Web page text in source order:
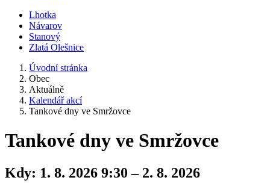
Lhotka
Návarov
Stanový
Zlatá Olešnice
Úvodní stránka
Obec
Aktuálně
Kalendář akcí
Tankové dny ve Smržovce
Tankové dny ve Smržovce
Kdy: 1. 8. 2026 9:30 – 2. 8. 2026